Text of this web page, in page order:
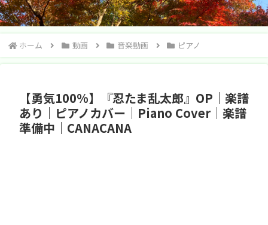
ホーム 動画 音楽動画 ピアノ
【勇気100%】『忍たま乱太郎』OP｜楽譜
あり｜ピアノカバー｜Piano Cover｜楽譜
準備中｜CANACANA